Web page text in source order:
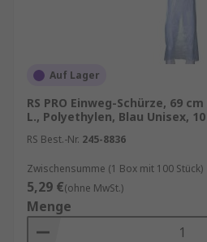
Auf Lager
RS PRO Einweg-Schürze, 69
L., Polyethylen, Blau Unisex,
RS Best.-Nr. 245-8836
Zwischensumme (1 Box mit 100 Stück)
5,29 €(ohne MwSt.)
Menge